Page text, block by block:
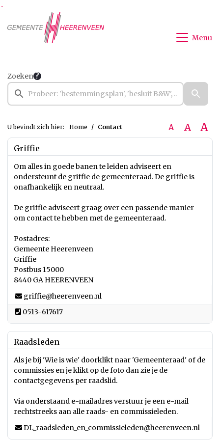
Ga naar de inhoud van deze pagina
Ga naar het zoeken
Ga naar het menu
Menu
Zoeken
U bevindt zich hier: Home Contact A A A
Griffie
Om alles in goede banen te leiden adviseert en
ondersteunt de griffie de gemeenteraad. De griffie is
onafhankelijk en neutraal.
De griffie adviseert graag over een passende manier
om contact te hebben met de gemeenteraad.
Postadres:
Gemeente Heerenveen
Griffie
Postbus 15000
8440 GA HEERENVEEN
griffie@heerenveen.nl
0513-617617
Raadsleden
Als je bij 'Wie is wie' doorklikt naar 'Gemeenteraad' of de
commissies en je klikt op de foto dan zie je de
contactgegevens per raadslid.
Via onderstaand e-mailadres verstuur je een e-mail
rechtstreeks aan alle raads- en commissieleden.
DL_raadsleden_en_commissieleden@heerenveen.nl